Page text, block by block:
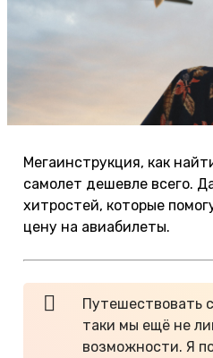
Мегаинструкция, как
самолет дешевле всего.
хитростей, которые
цену на авиабилеты.
Путешествовать
таки мы ещё не
возможности. Я